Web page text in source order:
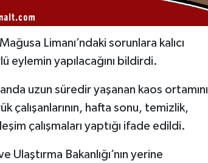
Limanı’ndaki sorunlara kalıcı
eylemin yapılacağını bildirdi.
uzun süredir yaşanan kaos ortamını
çalışanlarının, hafta sonu, temizlik,
çalışmaları yaptığı ifade edildi.
Ulaştırma Bakanlığı’nın yerine